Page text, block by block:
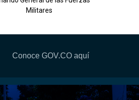
Militares
Conoce GOV.CO aquí